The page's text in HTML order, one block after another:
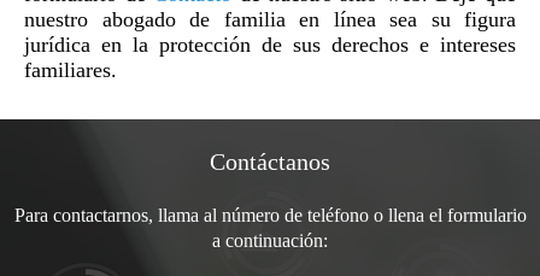
nuestro abogado de familia en línea sea su figura
jurídica en la protección de sus derechos e intereses
familiares.
Contáctanos
Para contactarnos, llama al número de teléfono o llena el formulario
a continuación: